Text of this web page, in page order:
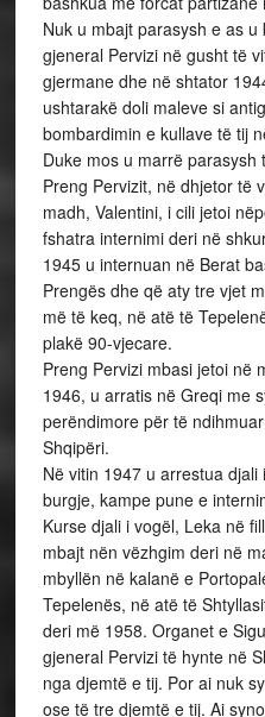
Nuk u mbajt parasysh e as
gjeneral Pervizi në gusht të
gjermane dhe në shtator
ushtarakë doli maleve si
bombardimin e kullave të tij
Duke mos u marrë
Preng Pervizit, në dhjetor të
madh, Valentini, i cili jetoi
fshatra internimi deri në
1945 u internuan në Berat
Prengës dhe që aty tre vjet
më të keq, në atë të
plakë 90-vjecare.
Preng Pervizi mbasi jetoi në
1946, u arratis në Greqi me
perëndimore për të
Shqipëri.
Në vitin 1947 u arrestua
burgje, kampe pune e
Kurse djali i vogël, Leka në
mbajt nën vëzhgim deri në
mbyllën në kalanë e
Tepelenës, në atë të
deri më 1958. Organet e
gjeneral Pervizi të hynte në
nga djemtë e tij. Por ai nuk
ose të tre djemtë e tij. Ai